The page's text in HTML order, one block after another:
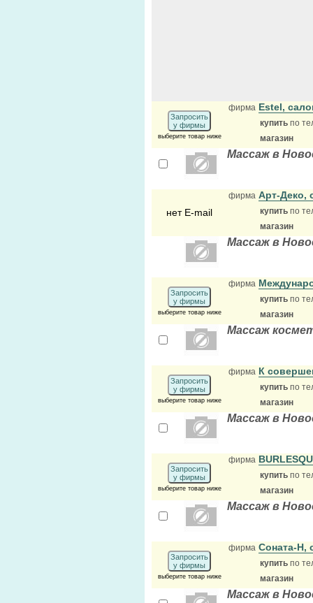
Запросить
у фирмы
выберите товар ниже
фирма Estel,
купить по
магазин
Массаж в
нет E-mail
фирма Арт-Деко,
купить по
магазин
Массаж в
Запросить
у фирмы
выберите товар ниже
фирма
купить по
магазин
Массаж
Запросить
у фирмы
выберите товар ниже
фирма К
купить по
магазин
Массаж в
Запросить
у фирмы
выберите товар ниже
фирма
купить по
магазин
Массаж в
Запросить
у фирмы
выберите товар ниже
фирма Соната-Н,
купить по
магазин
Массаж в